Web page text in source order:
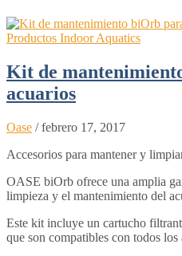
Productos Indoor Aquatics
Kit de
acuarios
Oase /febrero 17, 2017
Accesorios para mantener y
OASE biOrb ofrece una amplia
limpieza y el mantenimiento del
Este kit incluye un cartucho
que son compatibles con todos